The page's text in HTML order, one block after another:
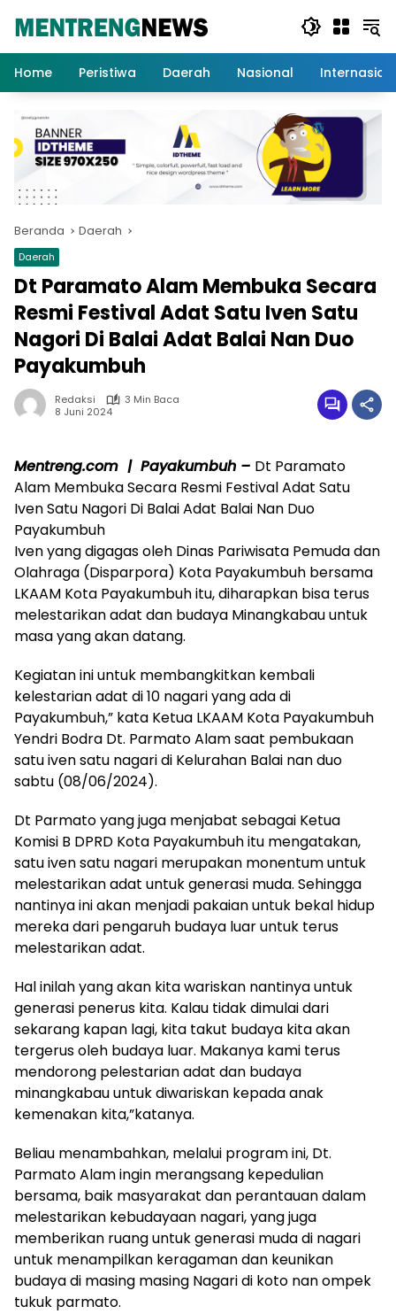
Home
Peristiwa Daerah Nasional
Beranda Daerah
Daerah
Dt Paramato Alam Membuka Secara
Resmi Festival Adat Satu Iven Satu
Nagori Di Balai Adat Balai Nan Duo
Payakumbuh
Redaksi
3 Min Baca
8 Juni 2024
Mentreng.com | Payakumbuh – Dt Paramato
Alam Membuka Secara Resmi Festival Adat Satu
Iven Satu Nagori Di Balai Adat Balai Nan Duo
Payakumbuh
Iven yang digagas oleh Dinas Pariwisata Pemuda dan
Olahraga (Disparpora) Kota Payakumbuh bersama
LKAAM Kota Payakumbuh itu, diharapkan bisa terus
melestarikan adat dan budaya Minangkabau untuk
masa yang akan datang.
Kegiatan ini untuk membangkitkan kembali
kelestarian adat di 10 nagari yang ada di
Payakumbuh,” kata Ketua LKAAM Kota Payakumbuh
Yendri Bodra Dt. Parmato Alam saat pembukaan
satu iven satu nagari di Kelurahan Balai nan duo
sabtu (08/06/2024).
Dt Parmato yang juga menjabat sebagai Ketua
Komisi B DPRD Kota Payakumbuh itu mengatakan,
satu iven satu nagari merupakan monentum untuk
melestarikan adat untuk generasi muda. Sehingga
nantinya ini akan menjadi pakaian untuk bekal hidup
mereka dari pengaruh budaya luar untuk terus
melestarikan adat.
Hal inilah yang akan kita wariskan nantinya untuk
generasi penerus kita. Kalau tidak dimulai dari
sekarang kapan lagi, kita takut budaya kita akan
tergerus oleh budaya luar. Makanya kami terus
mendorong pelestarian adat dan budaya
minangkabau untuk diwariskan kepada anak
kemenakan kita,”katanya.
Beliau menambahkan, melalui program ini, Dt.
Parmato Alam ingin merangsang kepedulian
bersama, baik masyarakat dan perantauan dalam
melestarikan kebudayaan nagari, yang juga
memberikan ruang untuk generasi muda di nagari
untuk menampilkan keragaman dan keunikan
budaya di masing masing Nagari di koto nan ompek
tukuk parmato.